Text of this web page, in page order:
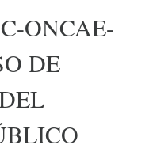
ONCAE-
DE